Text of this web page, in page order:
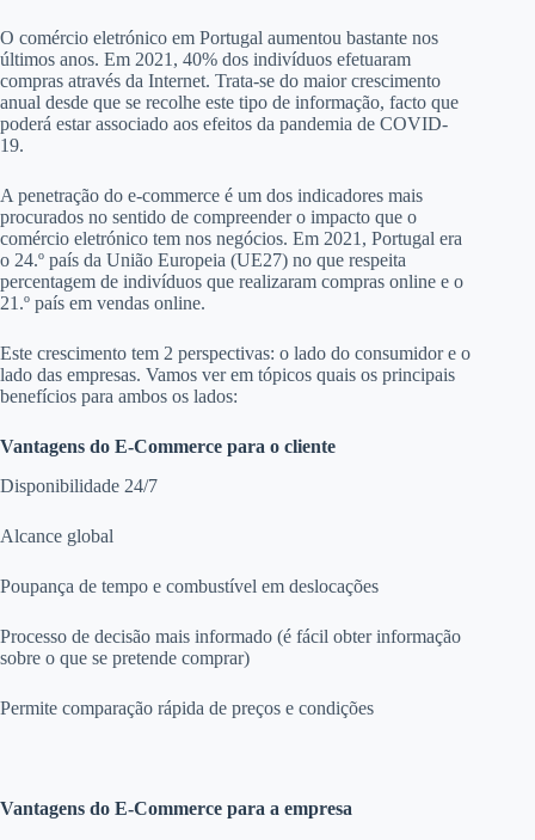
O comércio eletrónico em Portugal aumentou bastante nos
últimos anos. Em 2021, 40% dos indivíduos efetuaram
compras através da Internet. Trata-se do maior crescimento
anual desde que se recolhe este tipo de informação, facto que
poderá estar associado aos efeitos da pandemia de COVID-
19.
A penetração do e-commerce é um dos indicadores mais
procurados no sentido de compreender o impacto que o
comércio eletrónico tem nos negócios. Em 2021, Portugal era
o 24.º país da União Europeia (UE27) no que respeita
percentagem de indivíduos que realizaram compras online e o
21.º país em vendas online.
Este crescimento tem 2 perspectivas: o lado do consumidor e o
lado das empresas. Vamos ver em tópicos quais os principais
benefícios para ambos os lados:
Vantagens do E-Commerce para o cliente
Disponibilidade 24/7
Alcance global
Poupança de tempo e combustível em deslocações
Processo de decisão mais informado (é fácil obter informação
sobre o que se pretende comprar)
Permite comparação rápida de preços e condições
Vantagens do E-Commerce para a empresa